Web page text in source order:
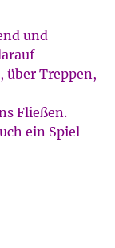
und
über Treppen,
Fließen.
ein Spiel